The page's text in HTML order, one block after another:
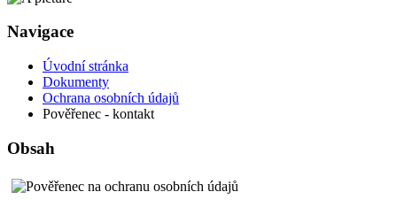
Navigace
Úvodní stránka
Dokumenty
Ochrana osobních údajů
Pověřenec - kontakt
Obsah